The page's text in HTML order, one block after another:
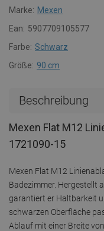
Marke: Mexen
Ean: 5907709105577
Farbe: Schwarz
Größe: 90 cm
Beschreibung
Mexen Flat M12
1721090-15
Mexen Flat M12
Badezimmer. Hergestellt
garantiert er Haltbarkeit
schwarzen Oberfläche
Ablauf mit einer Breite